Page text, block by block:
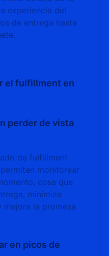
experiencia del
de entrega hasta
el fulfillment en
perder de vista
de fulfillment
monitorear
cosa que
minimiza
mejora la promesa
en picos de